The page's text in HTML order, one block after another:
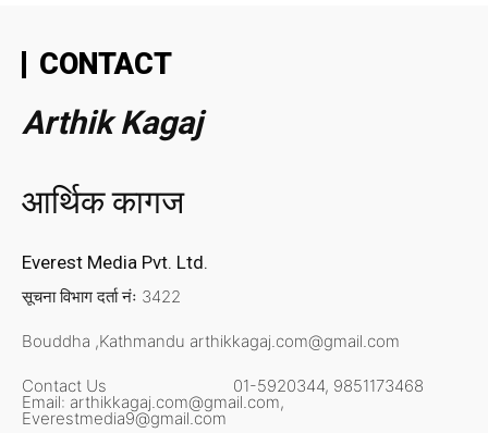
CONTACT
Arthik Kagaj
आर्थिक कागज
Everest Media Pvt. Ltd.
सूचना विभाग दर्ता नंः 3422
Bouddha ,Kathmandu arthikkagaj.com@gmail.com
Contact Us 01-5920344, 9851173468
Email: arthikkagaj.com@gmail.com,
Everestmedia9@gmail.com